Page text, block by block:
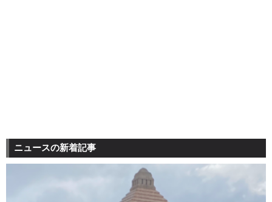
ニュースの新着記事